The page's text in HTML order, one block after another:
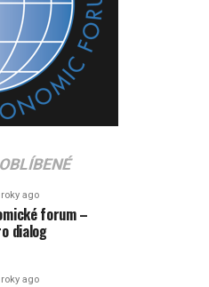
OBLÍBENÉ
roky ago
forum –
dialog
roky ago